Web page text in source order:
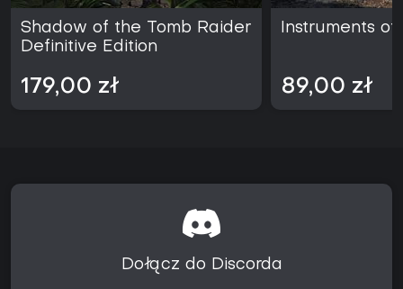
Shadow of the Tomb Raider
Definitive Edition
179,00 zł
Instruments
89,00 zł
Dołącz do Discorda